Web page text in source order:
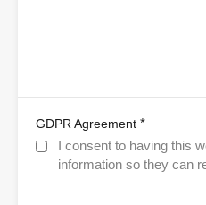
GDPR Agreement *
I consent to having this
information so they can